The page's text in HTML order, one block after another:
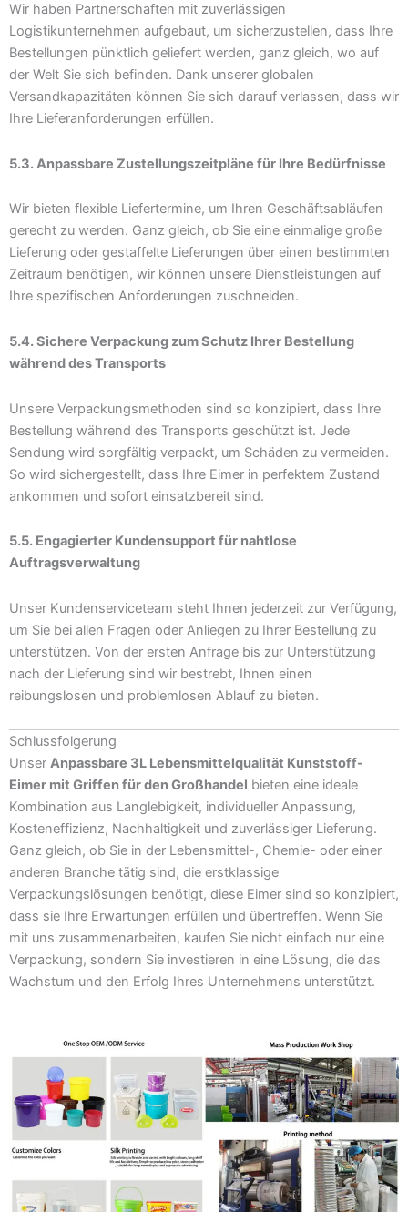
Wir haben Partnerschaften mit zuverlässigen
Logistikunternehmen aufgebaut, um sicherzustellen, dass Ihre
Bestellungen pünktlich geliefert werden, ganz gleich, wo auf
der Welt Sie sich befinden. Dank unserer globalen
Versandkapazitäten können Sie sich darauf verlassen, dass wir
Ihre Lieferanforderungen erfüllen.
5.3. Anpassbare Zustellungszeitpläne für Ihre Bedürfnisse
Wir bieten flexible Liefertermine, um Ihren Geschäftsabläufen
gerecht zu werden. Ganz gleich, ob Sie eine einmalige große
Lieferung oder gestaffelte Lieferungen über einen bestimmten
Zeitraum benötigen, wir können unsere Dienstleistungen auf
Ihre spezifischen Anforderungen zuschneiden.
5.4. Sichere Verpackung zum Schutz Ihrer Bestellung
während des Transports
Unsere Verpackungsmethoden sind so konzipiert, dass Ihre
Bestellung während des Transports geschützt ist. Jede
Sendung wird sorgfältig verpackt, um Schäden zu vermeiden.
So wird sichergestellt, dass Ihre Eimer in perfektem Zustand
ankommen und sofort einsatzbereit sind.
5.5. Engagierter Kundensupport für nahtlose
Auftragsverwaltung
Unser Kundenserviceteam steht Ihnen jederzeit zur Verfügung,
um Sie bei allen Fragen oder Anliegen zu Ihrer Bestellung zu
unterstützen. Von der ersten Anfrage bis zur Unterstützung
nach der Lieferung sind wir bestrebt, Ihnen einen
reibungslosen und problemlosen Ablauf zu bieten.
Schlussfolgerung
Unser Anpassbare 3L Lebensmittelqualität Kunststoff-
Eimer mit Griffen für den Großhandel bieten eine ideale
Kombination aus Langlebigkeit, individueller Anpassung,
Kosteneffizienz, Nachhaltigkeit und zuverlässiger Lieferung.
Ganz gleich, ob Sie in der Lebensmittel-, Chemie- oder einer
anderen Branche tätig sind, die erstklassige
Verpackungslösungen benötigt, diese Eimer sind so konzipiert,
dass sie Ihre Erwartungen erfüllen und übertreffen. Wenn Sie
mit uns zusammenarbeiten, kaufen Sie nicht einfach nur eine
Verpackung, sondern Sie investieren in eine Lösung, die das
Wachstum und den Erfolg Ihres Unternehmens unterstützt.